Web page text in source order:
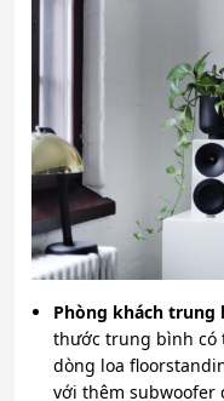
Phòng khách trung
thước trung bình có
dòng loa
với thêm subwoofer